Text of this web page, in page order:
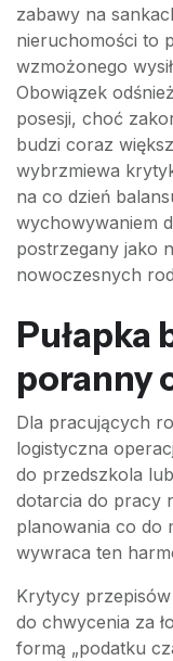
zabawy na
nieruchomości to
wzmożonego
Obowiązek
posesji, choć
budzi coraz
wybrzmiewa
na co dzień
wychowywaniem
postrzegany jako
nowoczesnych
Pułapka
poranny
Dla pracujących
logistyczna
do przedszkola
dotarcia do pracy
planowania co do
wywraca ten
Krytycy
do chwycenia za
formą „podatku